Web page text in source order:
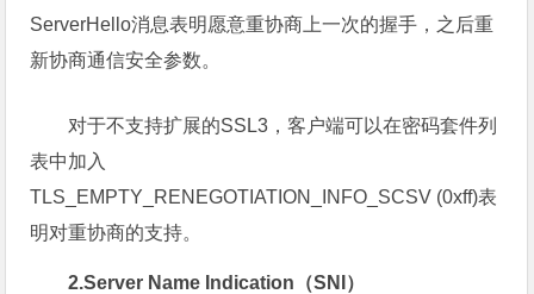
ServerHello消息表明愿意重协商上一次的握手，之后重
新协商通信安全参数。
对于不支持扩展的SSL3，客户端可以在密码套件列
表中加入
TLS_EMPTY_RENEGOTIATION_INFO_SCSV (0xff)表
明对重协商的支持。
2.Server Name Indication（SNI）